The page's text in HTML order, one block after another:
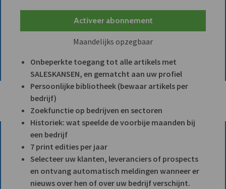
Activeer abonnement
Maandelijks opzegbaar
Onbeperkte toegang tot alle artikels met
SALESKANSEN, en gematcht aan uw profiel
Persoonlijke bibliotheek (bewaar artikels per
bedrijf)
Zoekfunctie op bedrijven en sectoren
Historiek: wat speelde de voorbije maanden bij
een bedrijf
7 print edities per jaar
Selecteer uw klanten, leveranciers of prospects
en ontvang automatisch meldingen wanneer er
nieuws over hen of over uw bedrijf verschijnt.